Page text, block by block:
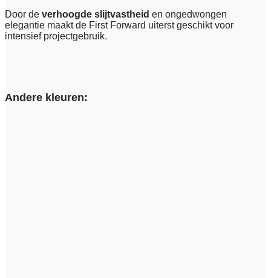
Door de verhoogde slijtvastheid en ongedwongen
elegantie maakt de First Forward uiterst geschikt voor
intensief projectgebruik.
Andere kleuren: